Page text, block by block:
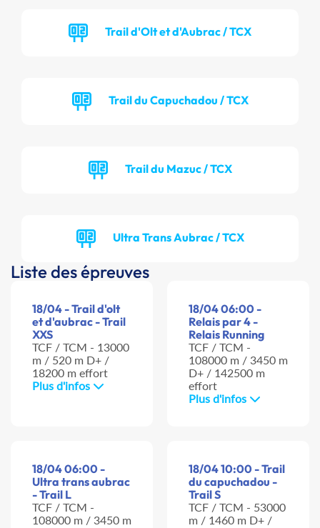
Trail d'Olt et d'Aubrac / TCX
Trail du Capuchadou / TCX
Trail du Mazuc / TCX
Ultra Trans Aubrac / TCX
Liste des épreuves
18/04 - Trail d'olt
et d'aubrac - Trail
XXS
TCF / TCM - 13000
m / 520 m D+ /
18200 m effort
Plus d'infos
18/04 06:00 -
Relais par 4 -
Relais Running
TCF / TCM -
108000 m / 3450 m
D+ / 142500 m
effort
Plus d'infos
18/04 06:00 -
Ultra trans aubrac
- Trail L
TCF / TCM -
108000 m / 3450 m
18/04 10:00 - Trail
du capuchadou -
Trail S
TCF / TCM - 53000
m / 1460 m D+ /